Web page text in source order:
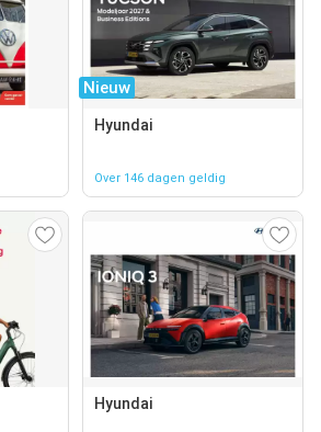
Nieuw
Hyundai
Over 146 dagen geldig
Hyundai